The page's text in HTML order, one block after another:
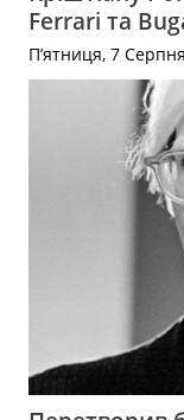
Ferrari та
П’ятниця, 7